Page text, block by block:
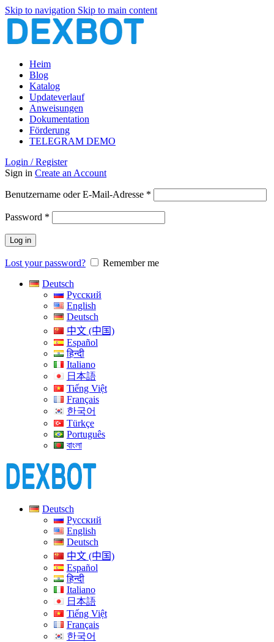
Skip to navigation Skip to main content
Heim
Blog
Katalog
Updateverlauf
Anweisungen
Dokumentation
Förderung
TELEGRAM DEMO
Login / Register
Sign in Create an Account
Benutzername oder E-Mail-Adresse *
Password *
Log in
Lost your password?
Remember me
Deutsch
Русский
English
Deutsch
中文 (中国)
Español
हिन्दी
Italiano
日本語
Tiếng Việt
Français
한국어
Türkçe
Português
বাংলা
Deutsch
Русский
English
Deutsch
中文 (中国)
Español
हिन्दी
Italiano
日本語
Tiếng Việt
Français
한국어